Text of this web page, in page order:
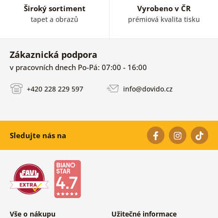
Široký sortiment
tapet a obrazů
Vyrobeno v ČR
prémiová kvalita tisku
Zákaznická podpora
v pracovních dnech Po-Pá: 07:00 - 16:00
+420 228 229 597 info@dovido.cz
Sledujte nás na
Vše o nákupu Užitečné informace